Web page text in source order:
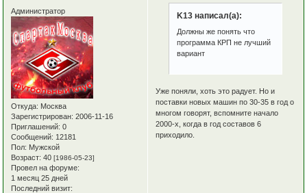
Администратор
Откуда: Москва
Зарегистрирован: 2006-11-16
Приглашений: 0
Сообщений: 12181
Пол: Мужской
Возраст: 40[1986-05-23]
Провел на форуме:
1 месяц 25 дней
Последний визит:
K13 написал(а):
Должны же понять что
программа КРП не лучший
вариант
Уже поняли, хоть это радует. Но и
поставки новых машин по 30-35 в год о
многом говорят, вспомните начало
2000-х, когда в год составов 6
приходило.